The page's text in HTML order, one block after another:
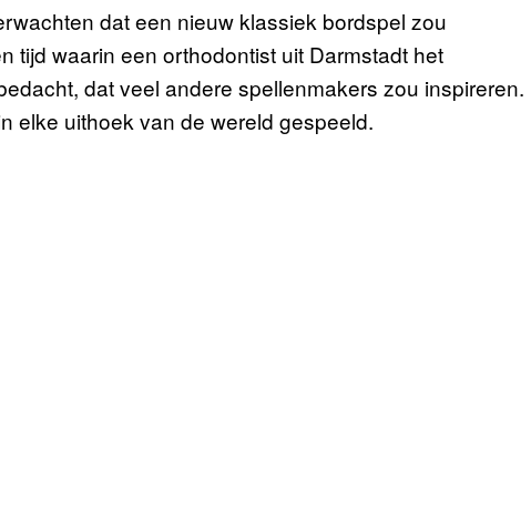
dat een nieuw klassiek bordspel zou
tijd waarin een orthodontist uit Darmstadt het
dat veel andere spellenmakers zou inspireren.
elke uithoek van de wereld gespeeld.